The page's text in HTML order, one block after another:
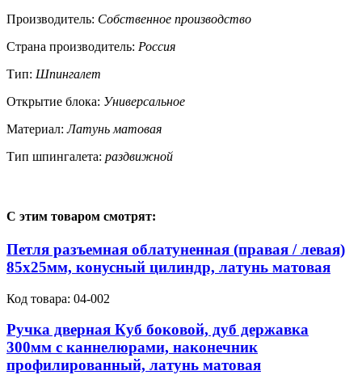
Производитель: Собственное производство
Страна производитель: Россия
Тип: Шпингалет
Открытие блока: Универсальное
Материал:Латунь матовая
Тип шпингалета: раздвижной
С этим товаром смотрят:
Петля разъемная облатуненная (правая / левая)
85х25мм, конусный цилиндр, латунь матовая
Код товара: 04-002
Ручка дверная Куб боковой, дуб державка
300мм с каннелюрами, наконечник
профилированный, латунь матовая